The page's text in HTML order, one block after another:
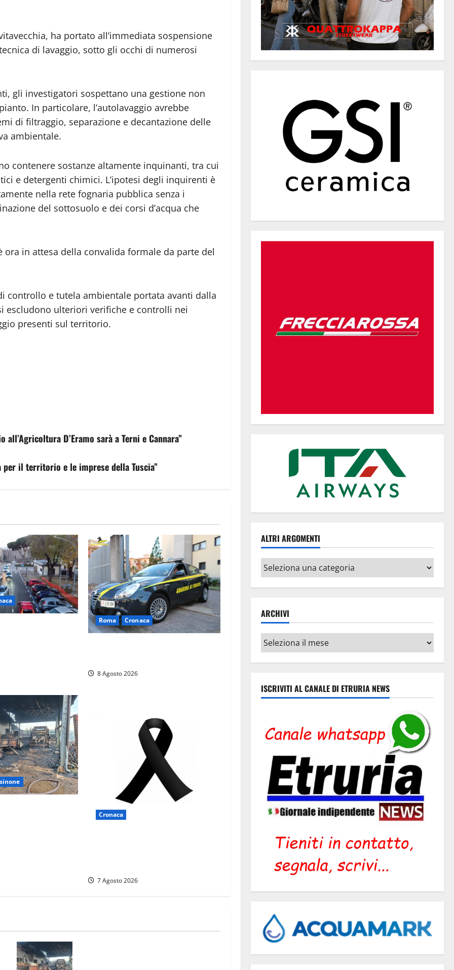
ha portato all’immediata sospensione
di lavaggio, sotto gli occhi di numerosi
gli investigatori sospettano una gestione non
In particolare, l’autolavaggio avrebbe
di filtraggio, separazione e decantazione delle
ambientale.
contenere sostanze altamente inquinanti, tra cui
e detergenti chimici. L’ipotesi degli inquirenti è
nella rete fognaria pubblica senza i
del sottosuolo e dei corsi d’acqua che
in attesa della convalida formale da parte del
controllo e tutela ambientale portata avanti dalla
escludono ulteriori verifiche e controlli nei
presenti sul territorio.
D’Eramo sarà a Terni e Cannara”
per il territorio e le imprese della Tuscia”
Roma Cronaca
8 Agosto 2026
Cronaca
7 Agosto 2026
ALTRI ARGOMENTI
Altri
argomenti
ARCHIVI
Archivi
ISCRIVITI AL CANALE DI ETRURIA NEWS